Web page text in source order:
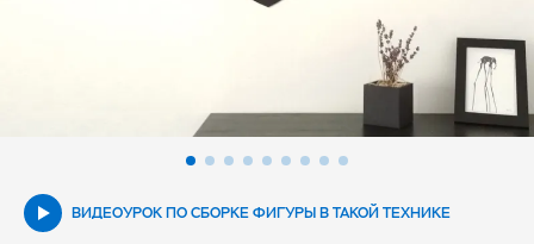
ВИДЕОУРОК ПО СБОРКЕ ФИГУРЫ В ТАКОЙ ТЕХНИКЕ